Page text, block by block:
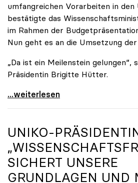
umfangreichen Vorarbeiten in
bestätigte das
im Rahmen der
Nun geht es an die Umsetzung
„Da ist ein Meilenstein gelungen“,
Präsidentin Brigitte Hütter.
Universitäten wappnen sich
...weiterlesen
UNIKO-
SICHERT UNSERE
GRUNDLAGEN UND